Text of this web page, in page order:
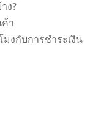
ง?
า
มงกับการชำระเงิน